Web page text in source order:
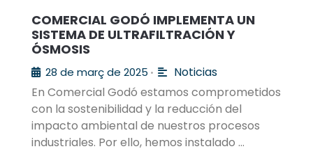
COMERCIAL GODÓ IMPLEMENTA UN
SISTEMA DE ULTRAFILTRACIÓN Y
ÓSMOSIS
28 de març de 2025 •
Noticias
En Comercial Godó estamos comprometidos
con la sostenibilidad y la reducción del
impacto ambiental de nuestros procesos
industriales. Por ello, hemos instalado …